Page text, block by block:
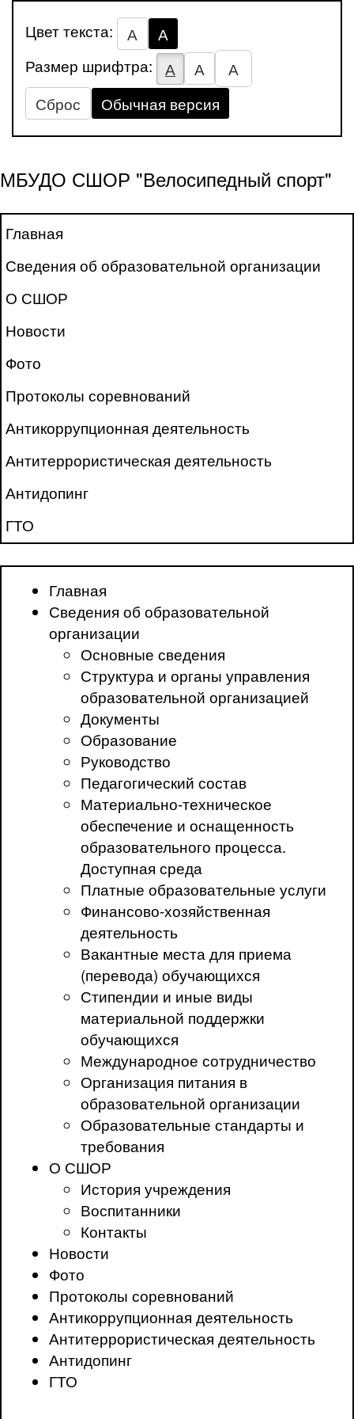
Цвет текста: А
А
Размер шрифтра:
А А
А
Сброс
Обычная версия
МБУДО СШОР "Велосипедный спорт"
Главная
Сведения об образовательной организации
О СШОР
Новости
Фото
Протоколы соревнований
Антикоррупционная деятельность
Антитеррористическая деятельность
Антидопинг
ГТО
Главная
Сведения об образовательной
организации
Основные сведения
Структура и органы управления
образовательной организацией
Документы
Образование
Руководство
Педагогический состав
Материально-техническое
обеспечение и оснащенность
образовательного процесса.
Доступная среда
Платные образовательные услуги
Финансово-хозяйственная
деятельность
Вакантные места для приема
(перевода) обучающихся
Стипендии и иные виды
материальной поддержки
обучающихся
Международное сотрудничество
Организация питания в
образовательной организации
Образовательные стандарты и
требования
О СШОР
История учреждения
Воспитанники
Контакты
Новости
Фото
Протоколы соревнований
Антикоррупционная деятельность
Антитеррористическая деятельность
Антидопинг
ГТО